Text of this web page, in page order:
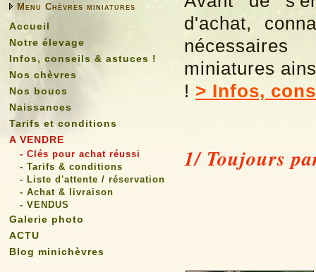
Menu Chèvres miniatures
Accueil
Notre élevage
Infos, conseils & astuces !
Nos chèvres
Nos boucs
Naissances
Tarifs et conditions
A VENDRE
- Clés pour achat réussi
- Tarifs & conditions
- Liste d'attente / réservation
- Achat & livraison
- VENDUS
Galerie photo
ACTU
Blog minichèvres
d'achat,
miniatures
! > Infos,
1/ Toujours